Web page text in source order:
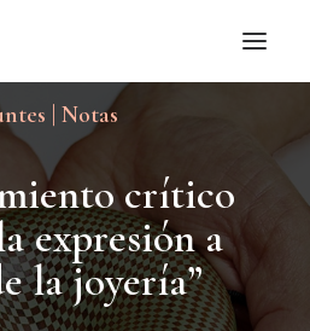
| Notas
iento crítico
aexpresióna
elajoyería”